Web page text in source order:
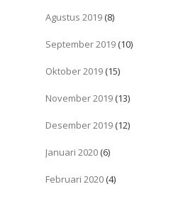
Agustus 2019 (8)
September 2019 (10)
Oktober 2019 (15)
November 2019 (13)
Desember 2019 (12)
Januari 2020 (6)
Februari 2020 (4)